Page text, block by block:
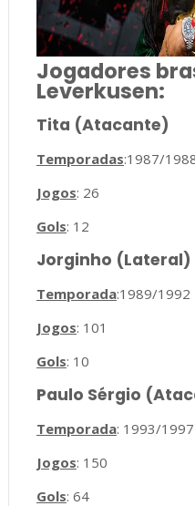
Jogadores
Leverkusen:
Tita (Atacante)
Temporadas:1987/
Jogos: 26
Gols: 12
Jorginho (Lateral)
Temporada:1989/1992
Jogos: 101
Gols: 10
Paulo Sérgio
Temporada: 1993/1997
Jogos: 150
Gols: 64